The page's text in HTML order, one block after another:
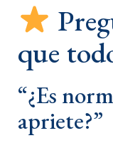
que
“¿Es
apriete?”